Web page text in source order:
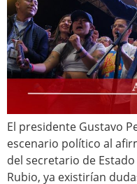
El presidente Gustavo
escenario político al
del secretario de
Rubio, ya existirían